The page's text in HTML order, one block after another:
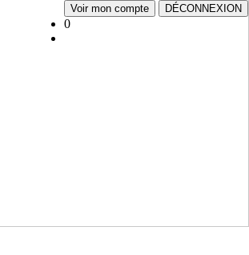
Voir mon compte DÉCONNEXION
0